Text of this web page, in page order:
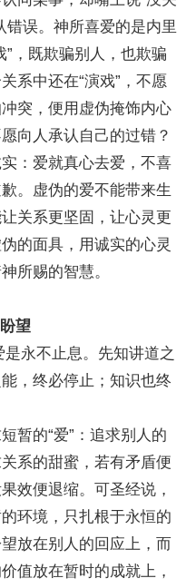
错误。神所喜爱的是内里
，既欺骗别人，也欺骗
系中还在“演戏”，不愿
突，便用虚伪掩饰内心
向人承认自己的过错？
：爱就真心去爱，不喜
。虚伪的爱不能带来生
关系更坚固，让心灵更
的面具，用诚实的心灵
所赐的智慧。
望
永不止息。先知讲道之
，终必停止；知识也终
的“爱”：追求别人的
系的甜蜜，若有矛盾便
效便退缩。可圣经说，
环境，只扎根于永恒的
放在别人的回应上，而
值放在暂时的成就上，